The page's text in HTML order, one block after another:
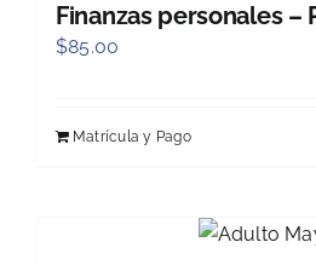
Finanzas personales –
$85.00
Matrícula y Pago